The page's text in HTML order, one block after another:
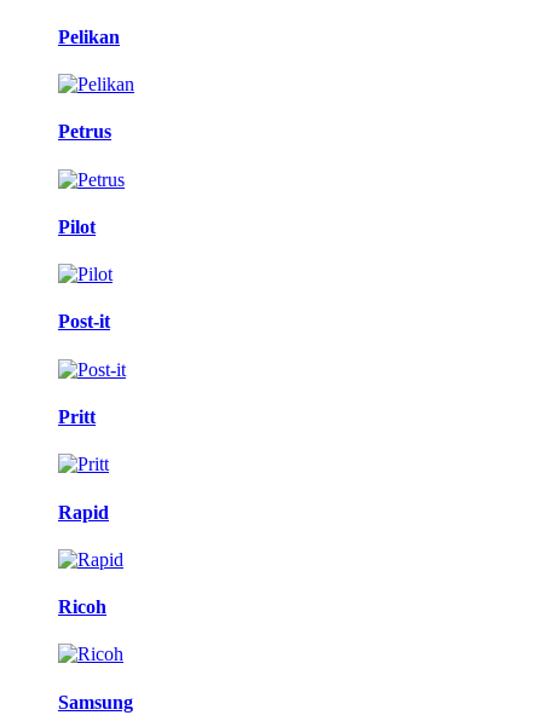
Pelikan
Petrus
Pilot
Post-it
Pritt
Rapid
Ricoh
Samsung